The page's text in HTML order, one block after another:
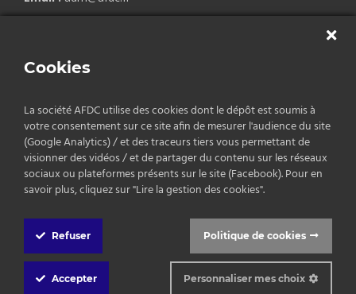
Mentions légales
Box
Cookies
La société AFDC utilise des cookies dont le dépôt est soumis à
votre consentement sur ce site afin de mesurer l'audience du site
(Google Analytics) / et des traceurs tiers vous permettant de
visionner des vidéos / et de partager du contenu sur les réseaux
sociaux ou plateformes présents sur le site (Facebook). Pour en
savoir plus, cliquez sur "Lire la gestion des cookies".
Politique de cookies
Refuser
Accepter Personnaliser mes choix